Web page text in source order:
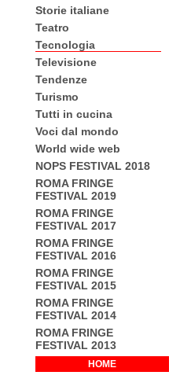
Storie italiane
Teatro
Tecnologia
Televisione
Tendenze
Turismo
Tutti in cucina
Voci dal mondo
World wide web
NOPS FESTIVAL 2018
ROMA FRINGE
FESTIVAL 2019
ROMA FRINGE
FESTIVAL 2017
ROMA FRINGE
FESTIVAL 2016
ROMA FRINGE
FESTIVAL 2015
ROMA FRINGE
FESTIVAL 2014
ROMA FRINGE
FESTIVAL 2013
HOME